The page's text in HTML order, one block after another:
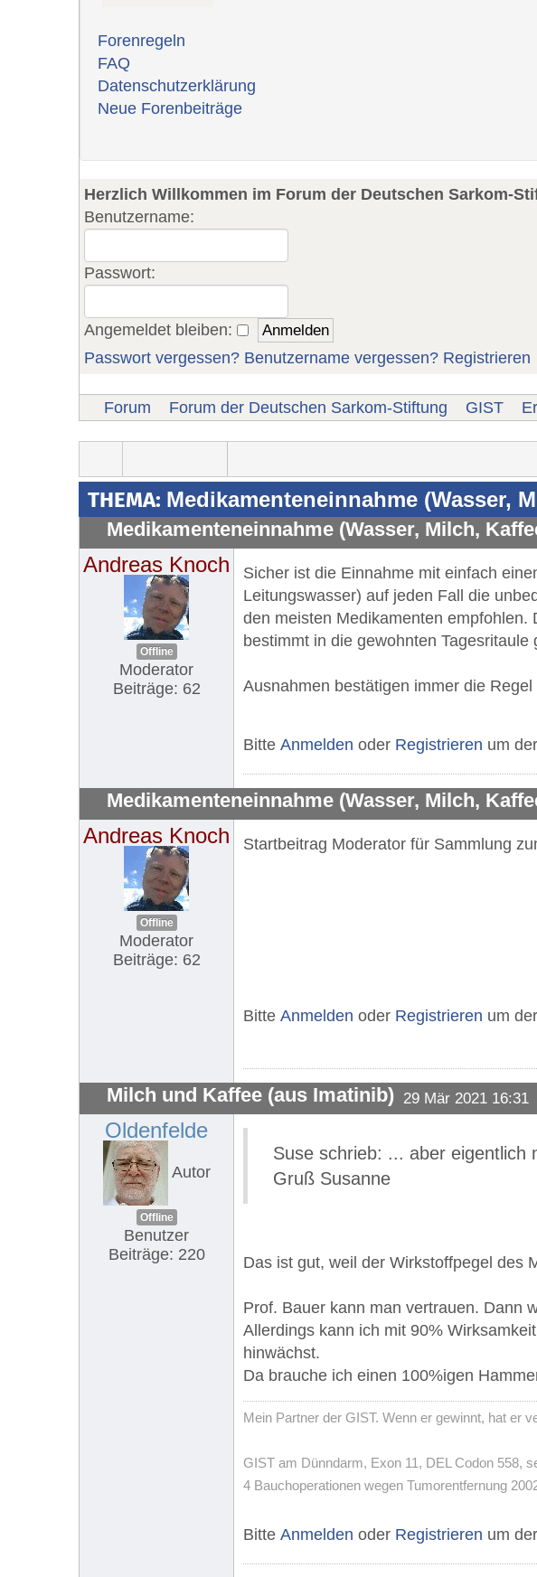
Forenregeln
FAQ
Datenschutzerklärung
Neue Forenbeiträge
Herzlich Willkommen im Forum der Deutschen Sarkom-
Benutzername:
Passwort:
Angemeldet bleiben:
Passwort vergessen? Benutzername vergessen? Registrieren
Forum Forum der Deutschen Sarkom-Stiftung GIST
THEMA: Medikamenteneinnahme (Wasser,
Medikamenteneinnahme (Wasser, Milch,
Andreas Knoch
Offline
Moderator
Beiträge: 62
Sicher ist die Einnahme mit einfach
Leitungswasser) auf jeden Fall die
den meisten Medikamenten
bestimmt in die gewohnten Tagesritaule
Ausnahmen bestätigen immer die Regel
Bitte Anmelden oder Registrieren um
Medikamenteneinnahme (Wasser, Milch,
Andreas Knoch
Offline
Moderator
Beiträge: 62
Startbeitrag Moderator für Sammlung
Bitte Anmelden oder Registrieren um
Milch und Kaffee (aus Imatinib) 29 Mär 2021 16:31
Oldenfelde
Autor
Offline
Benutzer
Beiträge: 220
Suse schrieb: ... aber eigentlich
Gruß Susanne
Das ist gut, weil der Wirkstoffpegel des
Prof. Bauer kann man vertrauen. Dann
Allerdings kann ich mit 90%
hinwächst.
Da brauche ich einen 100%igen
Mein Partner der GIST. Wenn er gewinnt, hat er
GIST am Dünndarm, Exon 11, DEL Codon 558,
4 Bauchoperationen wegen Tumorentfernung
Bitte Anmelden oder Registrieren um